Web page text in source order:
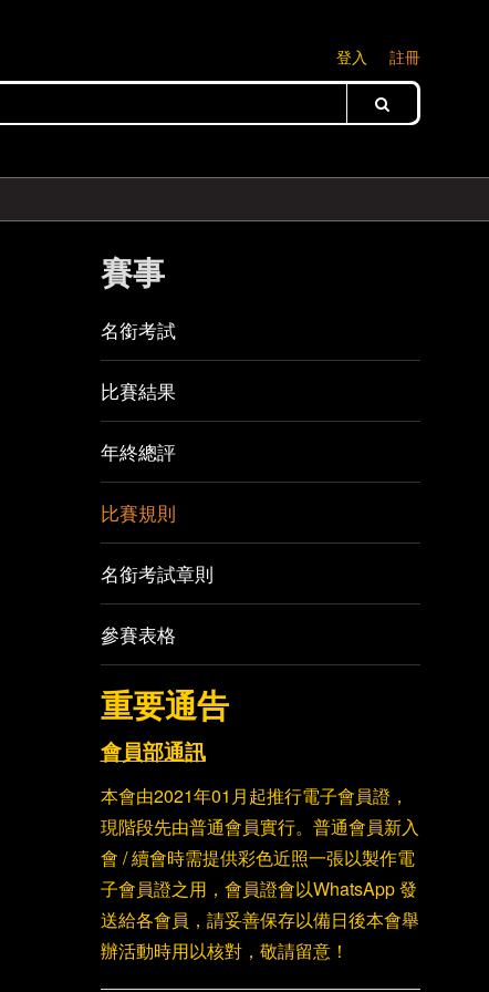
登入 註冊
賽事
名銜考試
比賽結果
年終總評
比賽規則
名銜考試章則
參賽表格
重要通告
會員部通訊
本會由2021年01月起推行電子會員證，
現階段先由普通會員實行。普通會員新入
會 / 續會時需提供彩色近照一張以製作電
子會員證之用，會員證會以WhatsApp 發
送給各會員，請妥善保存以備日後本會舉
辦活動時用以核對，敬請留意！